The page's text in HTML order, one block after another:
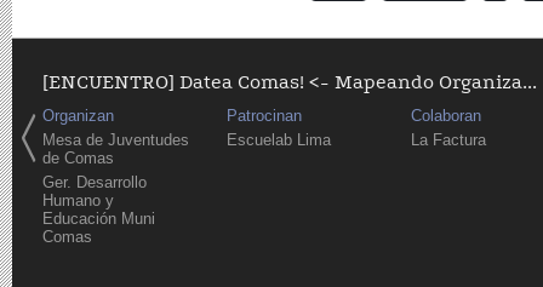
[ENCUENTRO] Datea Comas! <- Mapeando Organiza...
Organizan
Mesa de Juventudes
de Comas
Ger. Desarrollo
Humano y
Educación Muni
Comas
Patrocinan
Escuelab Lima
Colaboran
La Factura